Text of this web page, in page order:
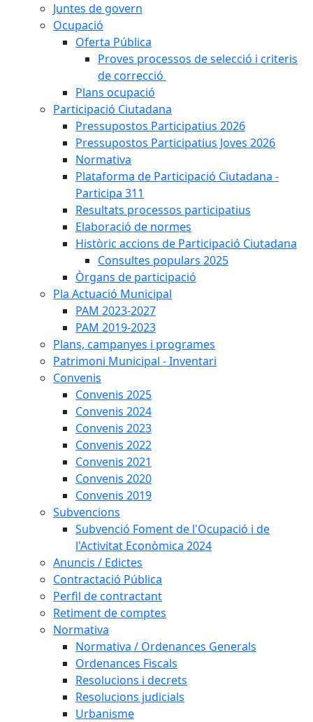
Juntes de govern
Ocupació
Oferta Pública
Proves processos de selecció i criteris
de correcció
Plans ocupació
Participació Ciutadana
Pressupostos Participatius 2026
Pressupostos Participatius Joves 2026
Normativa
Plataforma de Participació Ciutadana -
Participa 311
Resultats processos participatius
Elaboració de normes
Històric accions de Participació Ciutadana
Consultes populars 2025
Òrgans de participació
Pla Actuació Municipal
PAM 2023-2027
PAM 2019-2023
Plans, campanyes i programes
Patrimoni Municipal - Inventari
Convenis
Convenis 2025
Convenis 2024
Convenis 2023
Convenis 2022
Convenis 2021
Convenis 2020
Convenis 2019
Subvencions
Subvenció Foment de l'Ocupació i de
l'Activitat Econòmica 2024
Anuncis / Edictes
Contractació Pública
Perfil de contractant
Retiment de comptes
Normativa
Normativa / Ordenances Generals
Ordenances Fiscals
Resolucions i decrets
Resolucions judicials
Urbanisme